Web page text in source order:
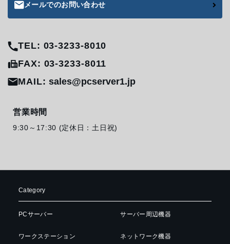
メールでのお問い合わせ
TEL: 03-3233-8010
FAX: 03-3233-8011
MAIL:sales@pcserver1.jp
営業時間
9:30～17:30 (定休日：土日祝)
Category
PCサーバー
ワークステーション
サーバー周辺機器
ネットワーク機器